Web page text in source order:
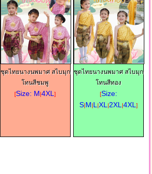
ชุดไทยนางนพมาศ สไบมุก
โทนสีชมพู
[Size: M|4XL]
ชุดไทยนางนพมาศ สไบมุก
โทนสีทอง
[Size:
S|M|L |XL |2XL |4XL ]